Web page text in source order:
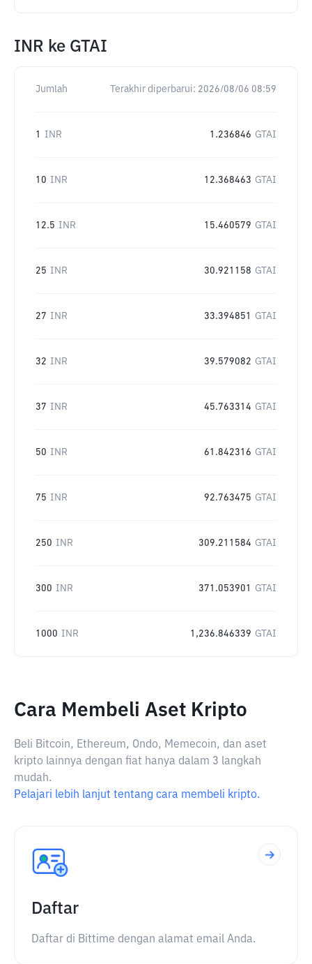
INR ke GTAI
Jumlah Terakhir diperbarui: 2026/08/06 08:59
1 INR 1.236846 GTAI
10 INR 12.368463 GTAI
12.5 INR 15.460579 GTAI
25 INR 30.921158 GTAI
27 INR 33.394851 GTAI
32 INR 39.579082 GTAI
37 INR 45.763314 GTAI
50 INR 61.842316 GTAI
75 INR 92.763475 GTAI
250 INR 309.211584 GTAI
300 INR 371.053901 GTAI
1000 INR 1,236.846339 GTAI
Cara Membeli Aset Kripto
Beli Bitcoin, Ethereum, Ondo, Memecoin, dan aset
kripto lainnya dengan fiat hanya dalam 3 langkah
mudah.
Pelajari lebih lanjut tentang cara membeli kripto.
Daftar
Daftar di Bittime dengan alamat email Anda.